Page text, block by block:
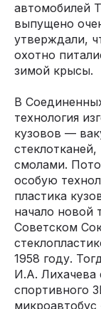
автомобилей
выпущено
утверждали,
охотно
зимой крысы.
В
технология
кузовов —
смолами.
особую
пластика
начало новой
Советском
1958 году.
И.А. Лихачева
спортивного
микроавтобус